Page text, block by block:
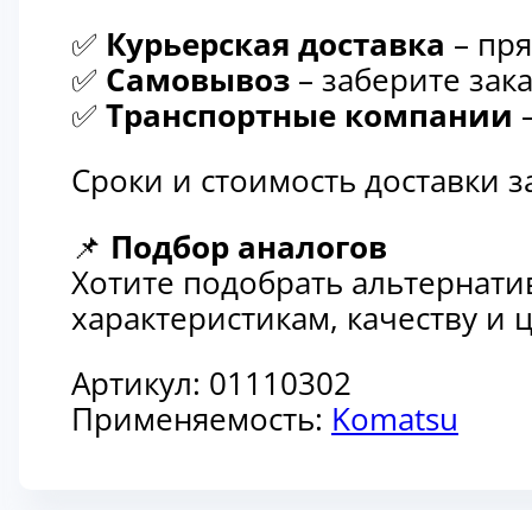
✅ Курьерская доставка –
✅ Самовывоз – заберите
✅ Транспортные компании
Сроки и стоимость доставки
📌 Подбор аналогов
Хотите подобрать
характеристикам, качеству
Артикул: 01110302
Применяемость: Komatsu